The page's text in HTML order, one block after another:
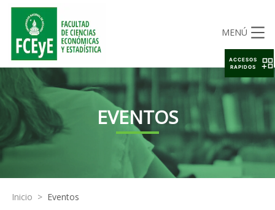
MENÚ
EVENTOS
Inicio > Eventos
ACCESOS
RAPIDOS